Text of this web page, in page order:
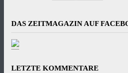
DAS ZEITMAGAZIN AUF
LETZTE KOMMENTARE